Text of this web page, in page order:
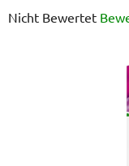
Die
Nicht Bewertet